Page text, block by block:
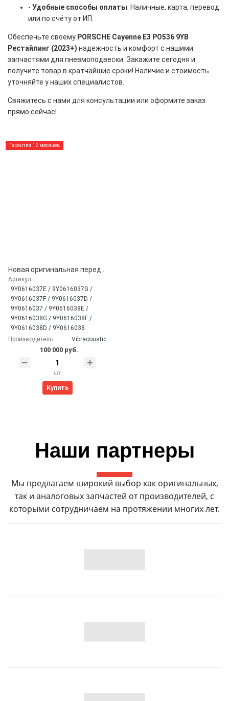
- Удобные способы оплаты: Наличные, карта, перевод
или по счёту от ИП.
Обеспечьте своему PORSCHE Cayenne E3 PO536 9YB
Рестайлинг (2023+) надежность и комфорт с нашими
запчастями для пневмоподвески. Закажите сегодня и
получите товар в кратчайшие сроки! Наличие и стоимость
уточняйте у наших специалистов.
Свяжитесь с нами для консультации или оформите заказ
прямо сейчас!
Гарантия 12 месяцев
Новая оригинальная передняя пневмостойка Porsche Cayenne E3 PO536 9YB Facelift 2023+ (9Y0616037F, 9Y0616038G)
Артикул
9Y0616037E / 9Y0616037G /
9Y0616037F / 9Y0616037D /
9Y0616037 / 9Y0616038E /
9Y0616038G / 9Y0616038F /
9Y0616038D / 9Y0616038
Производитель
Vibracoustic
100 000 руб.
шт
Купить
Наши партнеры
Мы предлагаем широкий выбор как оригинальных,
так и аналоговых запчастей от производителей, с
которыми сотрудничаем на протяжении многих лет.